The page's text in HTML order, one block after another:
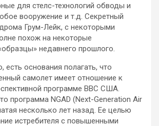
для стелс-технологий обводы и
вооружение и т.д. Секретный
Грум-Лейк, с некоторыми
похож на некоторые
недавнего прошлого.
есть основания полагать, что
самолет имеет отношение к
программе ВВС США.
программа NGAD (Next-Generation Air
несколько лет назад. Ее целью
истребителя с повышенными